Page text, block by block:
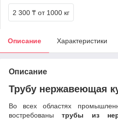
2 300 ₸ от 1000 кг
Описание Характеристики
Описание
Трубу нержавеющая
Во всех областях
востребованытрубы из